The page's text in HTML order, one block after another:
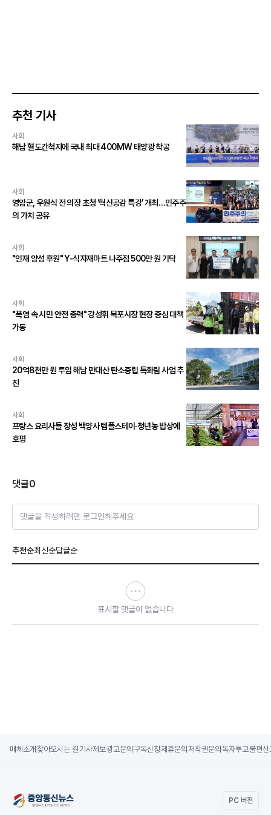
추천 기사
사회
해남 혈도간척지에 국내 최대 400MW 태양광 착공
사회
영암군, 우원식 전 의장 초청 ‘혁신공감 특강’ 개최…민주주
의 가치 공유
사회
"인재 양성 후원" Y-식자재마트 나주점 500만 원 기탁
사회
"폭염 속 시민 안전 총력" 강성휘 목포시장 현장 중심 대책
가동
사회
20억8천만 원 투입 해남 만대산 탄소중립 특화림 사업 추
진
사회
프랑스 요리사들 장성 백양사 템플스테이·청년농 밥상에
호평
댓글0
댓글을 작성하려면 로그인해주세요
추천순최신순답글순
표시할 댓글이 없습니다
매체소개 찾아오시는 길기사제보광고문의 구독신청제휴문의 저작권문의 독자투고불편신
PC 버전